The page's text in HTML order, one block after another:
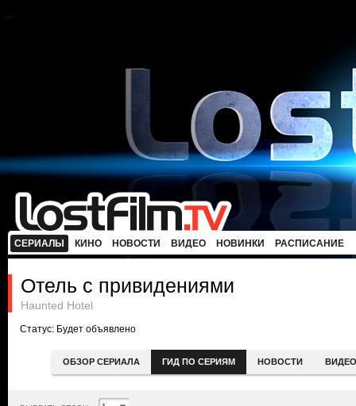
СЕРИАЛЫ КИНО НОВОСТИ ВИДЕО НОВИНКИ РАСПИСАНИЕ
Отель с привидениями
Haunted Hotel
Статус: Будет объявлено
ОБЗОР СЕРИАЛА ГИД ПО СЕРИЯМ НОВОСТИ ВИДЕО